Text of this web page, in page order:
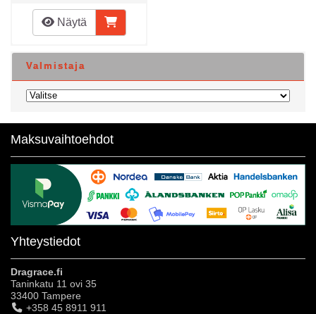
Näytä
Valmistaja
Maksuvaihtoehdot
Yhteystiedot
Dragrace.fi
Taninkatu 11 ovi 35
33400 Tampere
+358 45 8911 911